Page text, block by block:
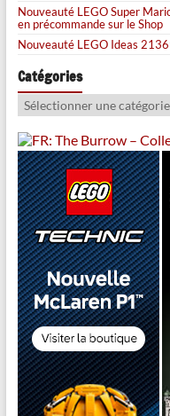
Nouveauté LEGO Super
en précommande sur le Shop
Nouveauté LEGO Ideas
Catégories
Catégories